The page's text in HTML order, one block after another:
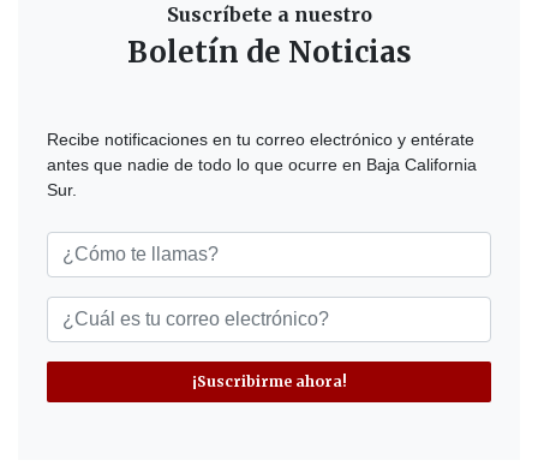
Suscríbete a nuestro
Boletín de Noticias
Recibe notificaciones en tu correo electrónico y entérate
antes que nadie de todo lo que ocurre en Baja California
Sur.
¡Suscribirme ahora!